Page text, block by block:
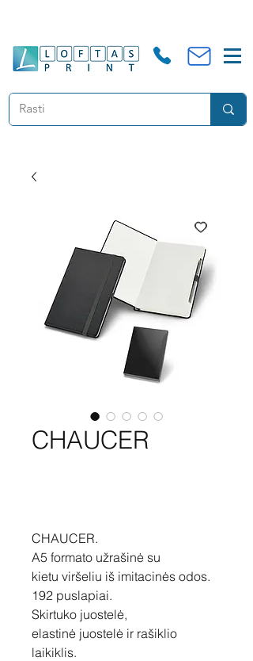
CHAUCER
CHAUCER.
A5 formato užrašinė su
kietu viršeliu iš imitacinės odos.
192 puslapiai.
Skirtuko juostelė,
elastinė juostelė ir rašiklio
laikiklis.